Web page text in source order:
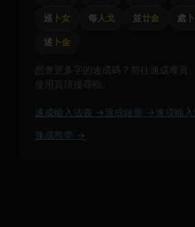
巡 卜女 每人戈 並廿金 處
述 卜金
想查更多字的速成碼？前往速成專頁
使用頁頂搜尋框。
速成輸入法表 → 速成鍵盤 → 速成輸
速成教學 →